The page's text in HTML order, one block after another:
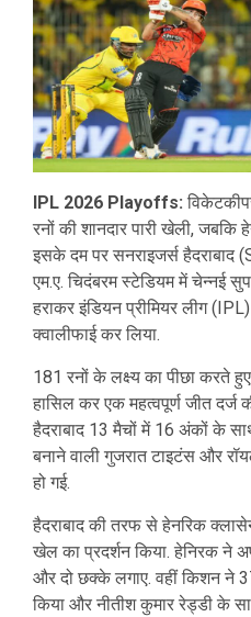
IPL 2026 Playoffs:
रनों की शानदार पारी खेली,
इसके दम पर सनराइजर्स हैदराबाद
एम.ए. चिदंबरम स्टेडियम में चेन्नई
हराकर इंडियन प्रीमियर लीग
क्वालीफाई कर लिया.
181 रनों के लक्ष्य का पीछा करते
हासिल कर एक महत्वपूर्ण जीत
हैदराबाद 13 मैचों में 16 अंकों के
बनाने वाली गुजरात टाइटंस और
हो गई.
हैदराबाद की तरफ से हेनरिक
खेल का प्रदर्शन किया. हेनिरक ने
और दो छक्के लगाए. वहीं किशन ने
किया और नीतीश कुमार रेड्डी के